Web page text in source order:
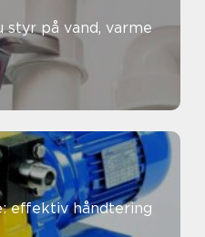
effektiv håndtering